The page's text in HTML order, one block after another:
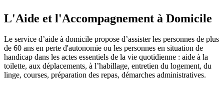
L'Aide et l'Accompagnement à Domicile
Le service d’aide à domicile propose d’assister les personnes de plus
de 60 ans en perte d'autonomie ou les personnes en situation de
handicap dans les actes essentiels de la vie quotidienne : aide à la
toilette, aux déplacements, à l’habillage, entretien du logement, du
linge, courses, préparation des repas, démarches administratives.